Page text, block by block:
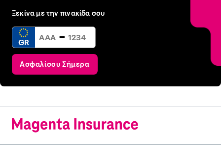
Ξεκίνα με την πινακίδα σου
GR -
Ασφαλίσου Σήμερα